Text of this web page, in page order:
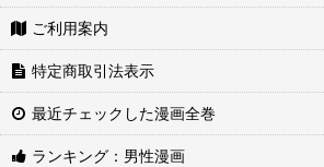
ご利用案内
特定商取引法表示
最近チェックした漫画全巻
ランキング：男性漫画